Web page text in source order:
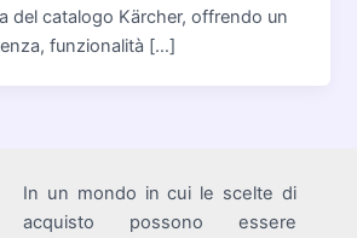
del catalogo Kärcher, offrendo un
funzionalità […]
In un mondo in cui le scelte di
acquisto possono essere